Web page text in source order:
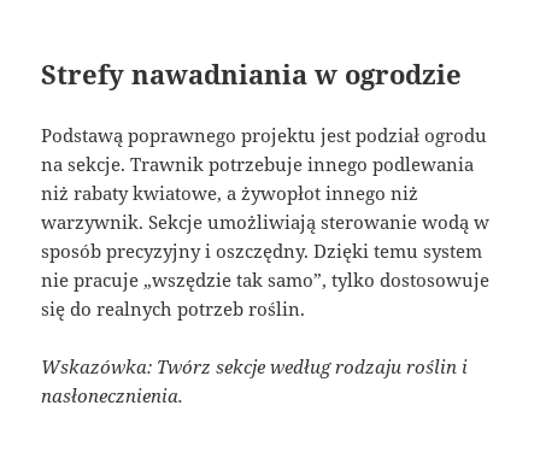
Strefy nawadniania w ogrodzie
Podstawą poprawnego projektu jest podział ogrodu
na sekcje. Trawnik potrzebuje innego podlewania
niż rabaty kwiatowe, a żywopłot innego niż
warzywnik. Sekcje umożliwiają sterowanie wodą w
sposób precyzyjny i oszczędny. Dzięki temu system
nie pracuje „wszędzie tak samo”, tylko dostosowuje
się do realnych potrzeb roślin.
Wskazówka: Twórz sekcje według rodzaju roślin i
nasłonecznienia.